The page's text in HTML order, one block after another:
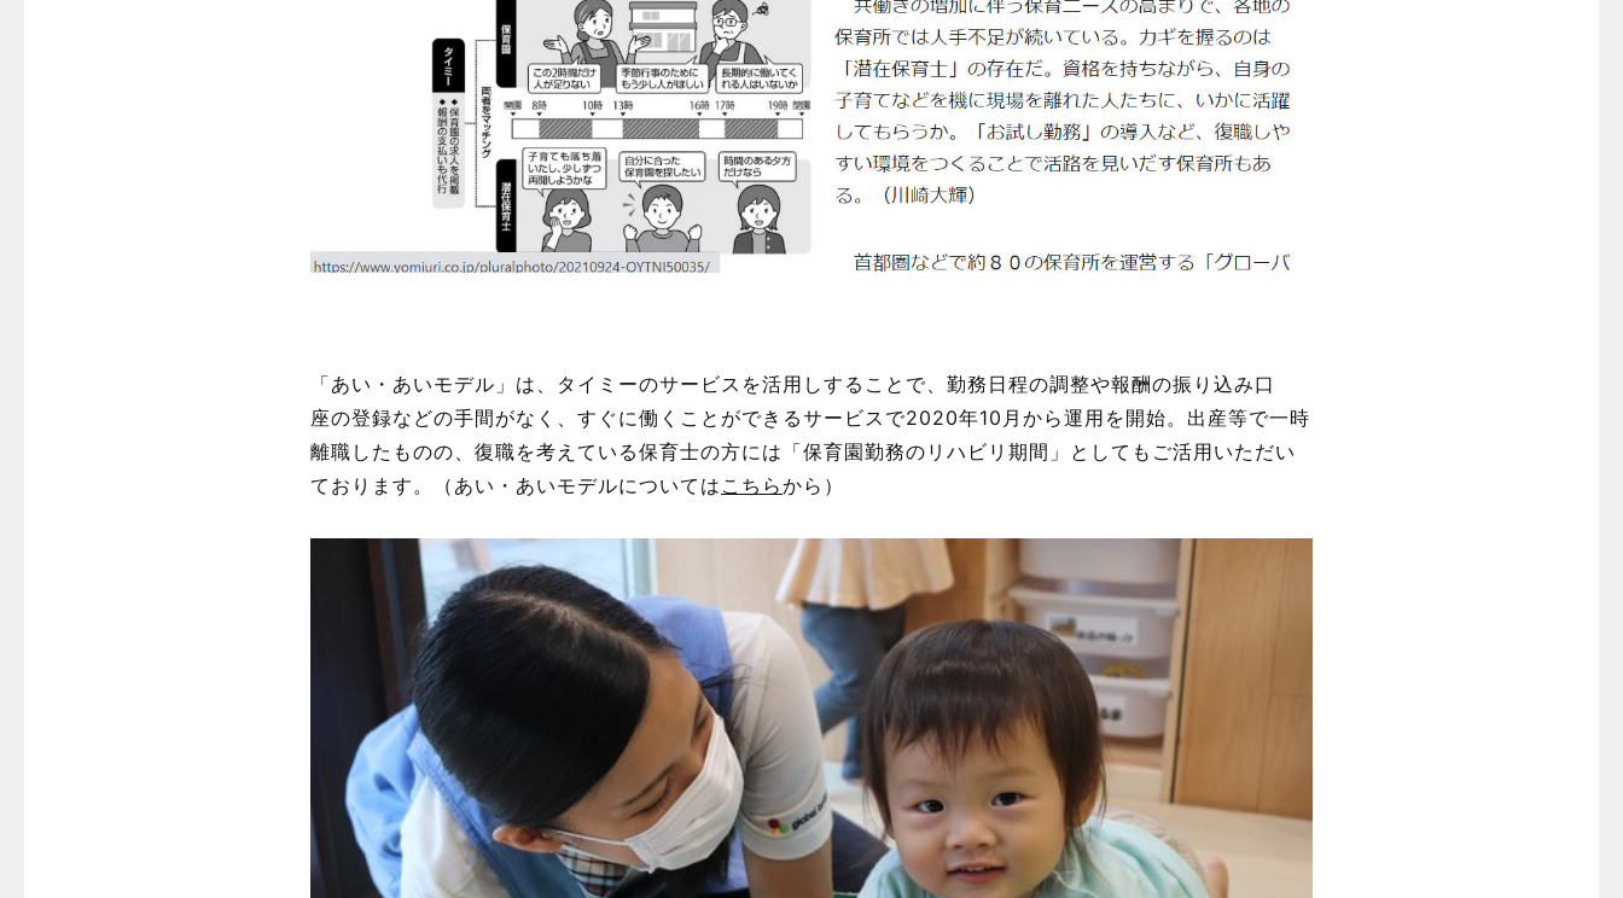
「あい・あいモデル」は、タイミーのサービスを活用しすることで、 勤務日程の調整や報酬の振 り 込み口
座の登録などの手間がなく、すぐに働 くことができるサービスで2020年10月から運用を開始。出産等で一時
離職したものの、復職を考 えている保育士の方には「保育園勤務の リハビリ 期間」としてもご活用いただい
ております。（ あい・あいモデルについては こちらから）